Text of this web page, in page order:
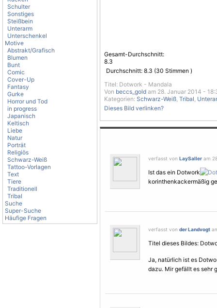
Schulter
Sonstiges
Steißbein
Unterarm
Unterschenkel
Motive
Abstrakt/Grafisch
Blumen
Bunt
Comic
Cover-Up
Fantasy
Gurke
Horror und Tod
in progress
Japanisch
Keltisch
Liebe
Natur
Porträt
Religiös
Schwarz-Weiß
Tattoo-Vorlagen
Text
Tiere
Traditionell
Tribal
Suche
Super-Suche
Häufige Fragen
Gesamt-Durchschnitt:
8.3
Durchschnitt: 8.3 (30 Stimmen )
Titel: Dotwork - Mandala
Von beccs_gold am 28. Januar 2014 -
Kategorien: Schwarz-Weiß, Tribal,
Dieses Bild verlinken?
verfasst von LaySaller am
Ist das ein Dotwork
korinthenkackermäßig
verfasst von der Landvogt
Titel dieses Bildes:
Ja, natürlich ist es
dazu. Mir gefällt es sehr